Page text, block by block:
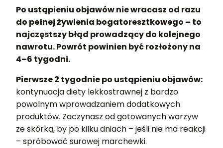
Po ustąpieniu objawów nie wracasz od razu
do pełnej żywienia bogatoresztkowego – to
najczęstszy błąd prowadzący do kolejnego
nawrotu. Powrót powinien być rozłożony na
4–6 tygodni.
Pierwsze 2 tygodnie po ustąpieniu objawów:
kontynuacja diety lekkostrawnej z bardzo
powolnym wprowadzaniem dodatkowych
produktów. Zaczynasz od gotowanych warzyw
ze skórką, by po kilku dniach – jeśli nie ma reakcji
– spróbować surowej marchewki.